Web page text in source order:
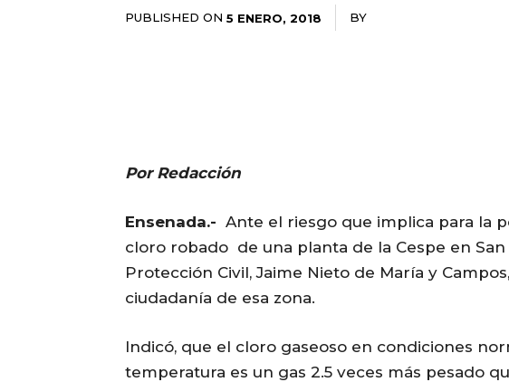
PUBLISHED ON 5 ENERO, 2018 BY
Por Redacción
Ensenada.- Ante el riesgo que implica para la
cloro robado de una planta de la Cespe en
Protección Civil, Jaime Nieto de María y
ciudadanía de esa zona.
Indicó, que el cloro gaseoso en condiciones
temperatura es un gas 2.5 veces más pesado